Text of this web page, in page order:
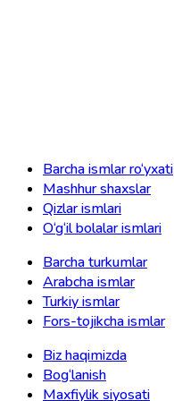
Barcha ismlar ro‘yxati
Mashhur shaxslar
Qizlar ismlari
O‘g‘il bolalar ismlari
Barcha turkumlar
Arabcha ismlar
Turkiy ismlar
Fors-tojikcha ismlar
Biz haqimizda
Bog‘lanish
Maxfiylik siyosati